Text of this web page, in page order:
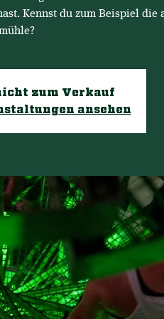
Kennst du zum Beispiel die
zum Verkauf
ansehen